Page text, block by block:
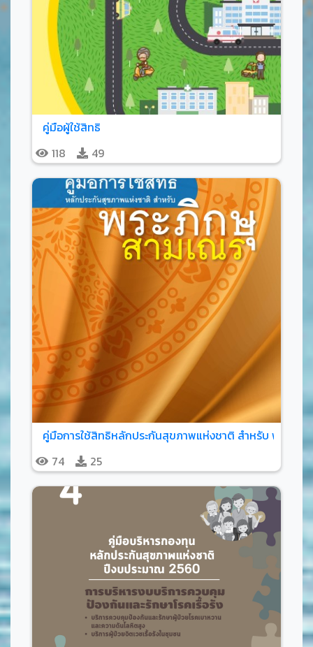
คู่มือผู้ใช้สิทธิ
118
49
คู่มือการใช้สิทธิหลักประกันสุขภาพแห่งชาติ สำหรับ พระภิก
74
25